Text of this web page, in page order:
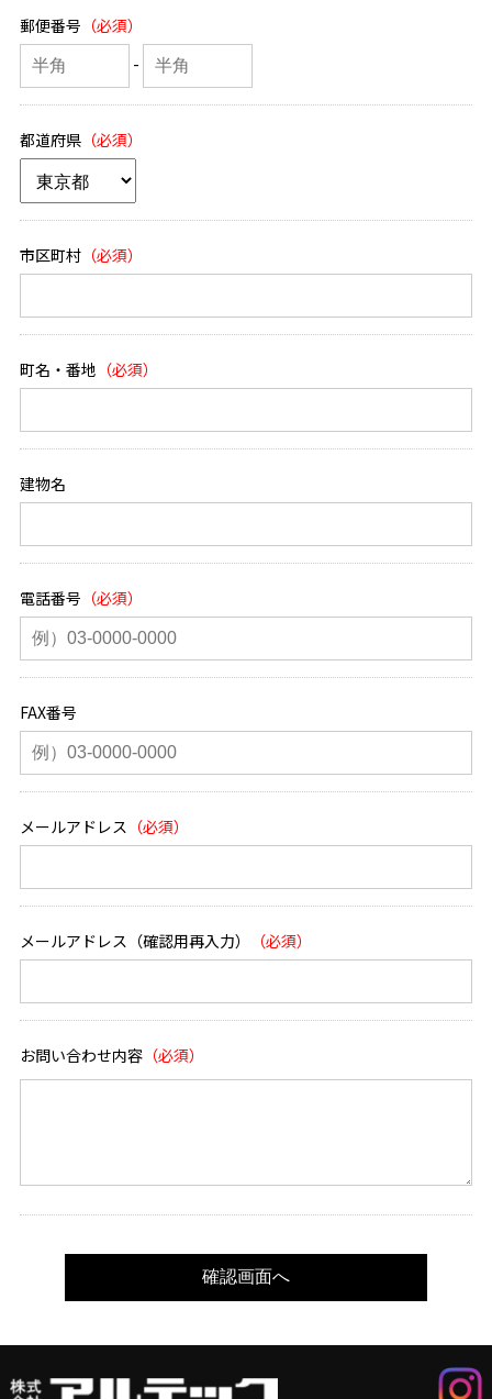
郵便番号
-
都道府県
市区町村
町名・番地
建物名
電話番号
FAX番号
メールアドレス
メールアドレス（確認用再入力）
お問い合わせ内容